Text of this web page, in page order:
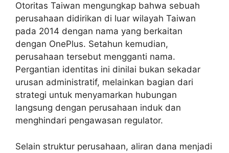
Otoritas Taiwan mengungkap bahwa sebuah
perusahaan didirikan di luar wilayah Taiwan
pada 2014 dengan nama yang berkaitan
dengan OnePlus. Setahun kemudian,
perusahaan tersebut mengganti nama.
Pergantian identitas ini dinilai bukan sekadar
urusan administratif, melainkan bagian dari
strategi untuk menyamarkan hubungan
langsung dengan perusahaan induk dan
menghindari pengawasan regulator.
Selain struktur perusahaan, aliran dana menjadi